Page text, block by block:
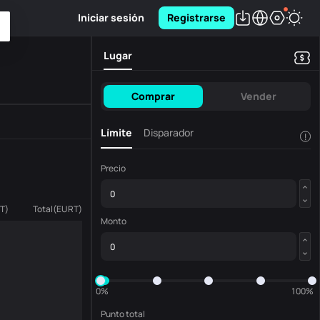
Iniciar sesión Registrarse
) Total(EURT)
Lugar
Comprar Vender
Límite Disparador !
Precio
Monto
0%
100%
Punto total